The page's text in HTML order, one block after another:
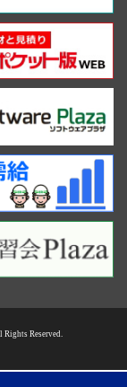
Rights Reserved.